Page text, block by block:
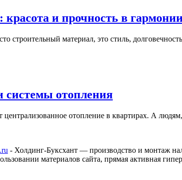
и прочность в
строительный материал, это стиль,
системы отопления
централизованное отопление в квартирах. А
- Холдинг-Буксхант — производство и монтаж
материалов сайта, прямая активная